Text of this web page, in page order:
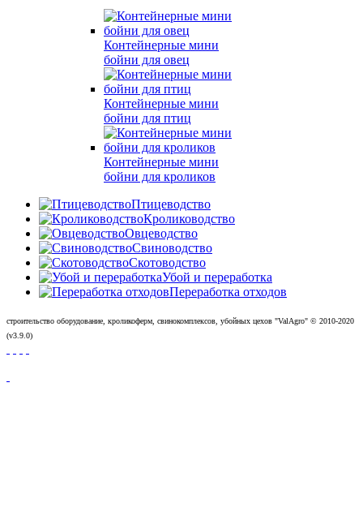
Контейнерные мини
бойни для овец
Контейнерные мини
бойни для птиц
Контейнерные мини
бойни для кроликов
Птицеводство
Кролиководство
Овцеводство
Свиноводство
Скотоводство
Убой и переработка
Переработка отходов
строительство оборудование, кроликоферм, свинокомплексов, убойных цехов "ValAgro" © 2010-2020
(v3.9.0)